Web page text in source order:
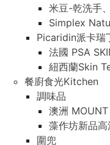
米豆-乾洗手
Simplex
Picaridin派卡瑞
法國 PSA
紐西蘭Skin
餐廚食光Kitchen
調味品
澳洲
藻作坊新品高
圍兜